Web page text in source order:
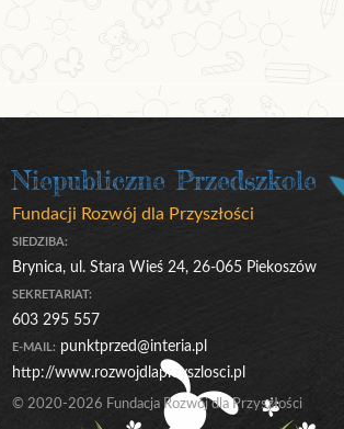
Niepubliczne Przedszkole
Fundacji Rozwój dla Przyszłości
SIEDZIBA:
Brynica, ul. Stara Wieś 24, 26-065 Piekoszów
SEKRETARIAT:
603 295 557
E-MAIL: punktprzed@interia.pl
http://www.rozwojdlaprzyszlosci.pl
© 2020-2026 Fundacja Rozwój dla Przyszłości